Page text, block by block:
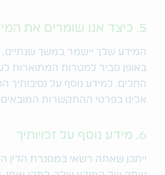
5. כיצד אנו שומרים את המידע שלך
המידע שלך יישמר במשך שנתיים,
באופן סביר למטרות המתוארות
החלים. למידע נוסף על נסיבותיך
אלינו בפרטי ההתקשרות
6. מידע נוסף על זכויותיך
ייתכן שאתה רשאי במסגרת